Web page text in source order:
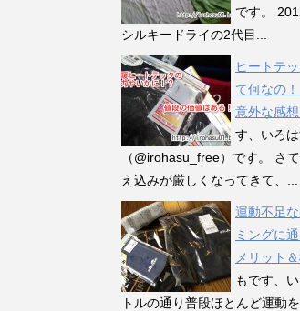
です。
シルキードライの2代目...
ヒートテ
て何なの
意外な感
す、いろ
（@irohasu_free）です。 さ
え込みが厳しくなってきて、...
運動不足
ミングに
メリット
もです、
トルの通り普段ほとんど運動